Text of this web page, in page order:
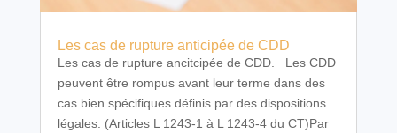
Les cas de rupture anticipée de CDD
Les cas de rupture ancitcipée de CDD. Les CDD
peuvent être rompus avant leur terme dans des
cas bien spécifiques définis par des dispositions
légales. (Articles L 1243-1 à L 1243-4 du CT)Par